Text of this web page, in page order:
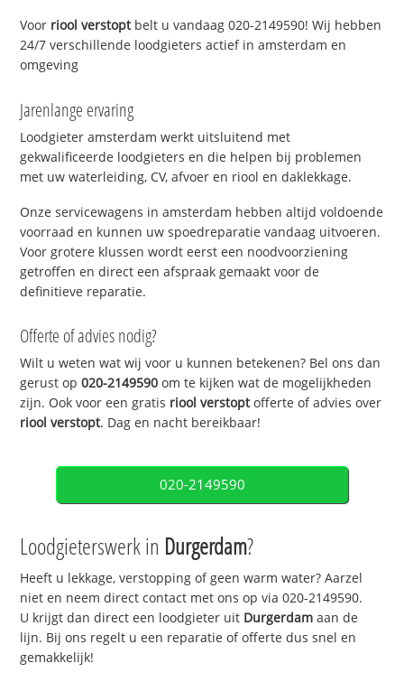
Voor riool verstoptbelt u vandaag 020-2149590! Wij hebben
24/7 verschillende loodgieters actief in amsterdam en
omgeving
Jarenlange ervaring
Loodgieter amsterdam werkt uitsluitend met
gekwalificeerde loodgieters en die helpen bij problemen
met uw waterleiding, CV, afvoer en riool en daklekkage.
Onze servicewagens in amsterdam hebben altijd voldoende
voorraad en kunnen uw spoedreparatie vandaag uitvoeren.
Voor grotere klussen wordt eerst een noodvoorziening
getroffen en direct een afspraak gemaakt voor de
definitieve reparatie.
Offerte of advies nodig?
Wilt u weten wat wij voor u kunnen betekenen? Bel ons dan
gerust op020-2149590 om te kijken wat de mogelijkheden
zijn. Ook voor een gratis riool verstoptofferte of advies over
riool verstopt. Dag en nacht bereikbaar!
020-2149590
Loodgieterswerk in Durgerdam?
Heeft u lekkage, verstopping of geen warm water? Aarzel
niet en neem direct contact met ons op via 020-2149590.
U krijgt dan direct een loodgieter uit Durgerdam aan de
lijn. Bij ons regelt u een reparatie of offerte dus snel en
gemakkelijk!